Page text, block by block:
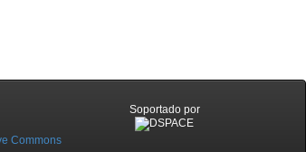
Commons
Soportado por